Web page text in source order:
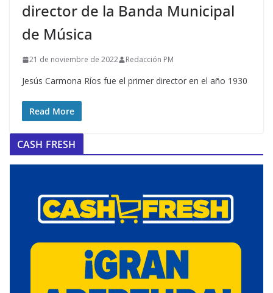
director de la Banda Municipal
de Música
21 de noviembre de 2022 Redacción PM
Jesús Carmona Ríos fue el primer director en el año 1930
Read More
CASH FRESH